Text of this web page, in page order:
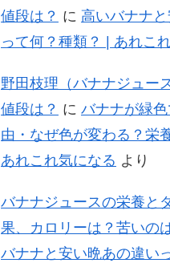
値段は？ に 高いバナナ
って何？種類？ | あれこ
野田枝理（バナナジュー
値段は？ に バナナが緑
由・なぜ色が変わる？栄
あれこれ気になる より
バナナジュースの栄養と
果、カロリーは？苦いの
バナナと安い晩あの違い